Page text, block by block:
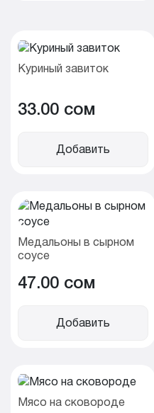
Куриный завиток
33.00 cом
Добавить
Медальоны в сырном
соусе
47.00 cом
Добавить
Мясо на сковороде